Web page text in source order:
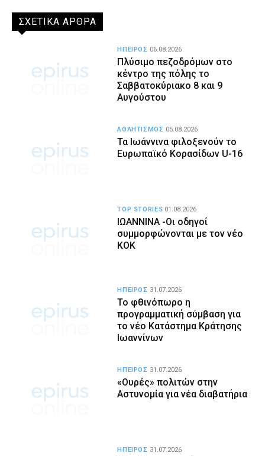
ΣΧΕΤΙΚΑ ΑΡΘΡΑ
Πλύσιμο πεζοδρόμων στο
κέντρο της πόλης το
Σαββατοκύριακο 8 και 9
Αυγούστου
ΗΠΕΙΡΟΣ 06.08.2026
Τα Ιωάννινα φιλοξενούν το
Ευρωπαϊκό Κορασίδων U-16
ΑΘΛΗΤΙΣΜΟΣ 05.08.2026
ΙΩΑΝΝΙΝΑ -Οι οδηγοί
συμμορφώνονται με τον νέο
ΚΟΚ
TOP STORIES 01.08.2026
Το φθινόπωρο η
προγραμματική σύμβαση για
το νέο Κατάστημα Κράτησης
Ιωαννίνων
ΗΠΕΙΡΟΣ 31.07.2026
«Ουρές» πολιτών στην
Αστυνομία για νέα διαβατήρια
ΗΠΕΙΡΟΣ 31.07.2026
ΗΠΕΙΡΟΣ 31.07.2026